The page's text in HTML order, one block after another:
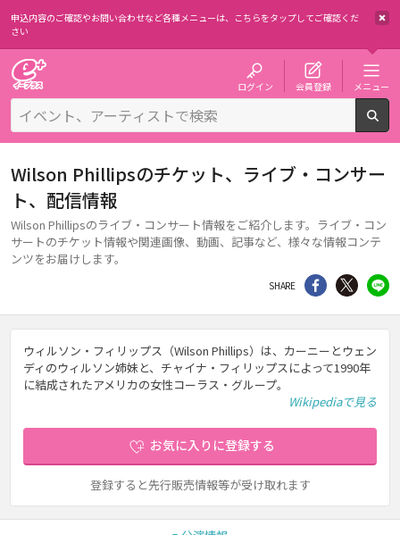
申込内容のご確認やお問い合わせなど各種メニューは、 こちらをタップしてご確認くだ
さい
ログイン 会員登録 メニュー
Wilson Phillipsのチケット、ライブ・コンサー
ト、配信情報
Wilson Phillipsのライブ・コンサート情報をご紹介します。ライブ・コン
サートのチケット情報や関連画像、動画、記事など、様々な情報コンテ
ンツをお届けします。
SHARE シェア Twitter
ウィルソン・フィリップス（Wilson Phillips）は、カーニーとウェン
ディのウィルソン姉妹と、チャイナ・フィリップスによって1990年
に結成されたアメリカの女性コーラス・グループ。
Wikipediaで見る
お気に入りに登録する
登録すると先行販売情報等が受け取れます